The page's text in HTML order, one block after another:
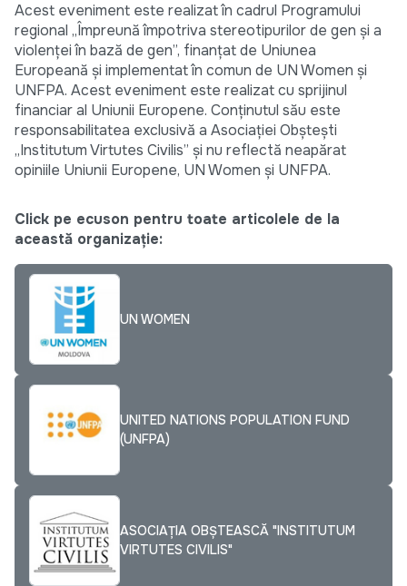
Acest eveniment este realizat în cadrul Programului
regional „Împreună împotriva stereotipurilor de gen și a
violenței în bază de gen”, finanțat de Uniunea
Europeană și implementat în comun de UN Women și
UNFPA. Acest eveniment este realizat cu sprijinul
financiar al Uniunii Europene. Conținutul său este
responsabilitatea exclusivă a Asociației Obștești
„Institutum Virtutes Civilis” și nu reflectă neapărat
opiniile Uniunii Europene, UN Women și UNFPA.
Click pe ecuson pentru toate articolele de la
această organizație:
UN WOMEN
UNITED NATIONS POPULATION FUND
(UNFPA)
ASOCIAȚIA OBȘTEASCĂ "INSTITUTUM
VIRTUTES CIVILIS"